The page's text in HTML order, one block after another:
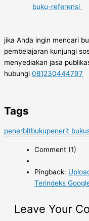
buku-referensi
jika Anda ingin mencari
pembelajaran kunjungi
menyediakan jasa
hubungi 081230444797
Tags
penerbitbukupenerit buku
Comment (1)
Pingback:
Terindeks
Leave Your